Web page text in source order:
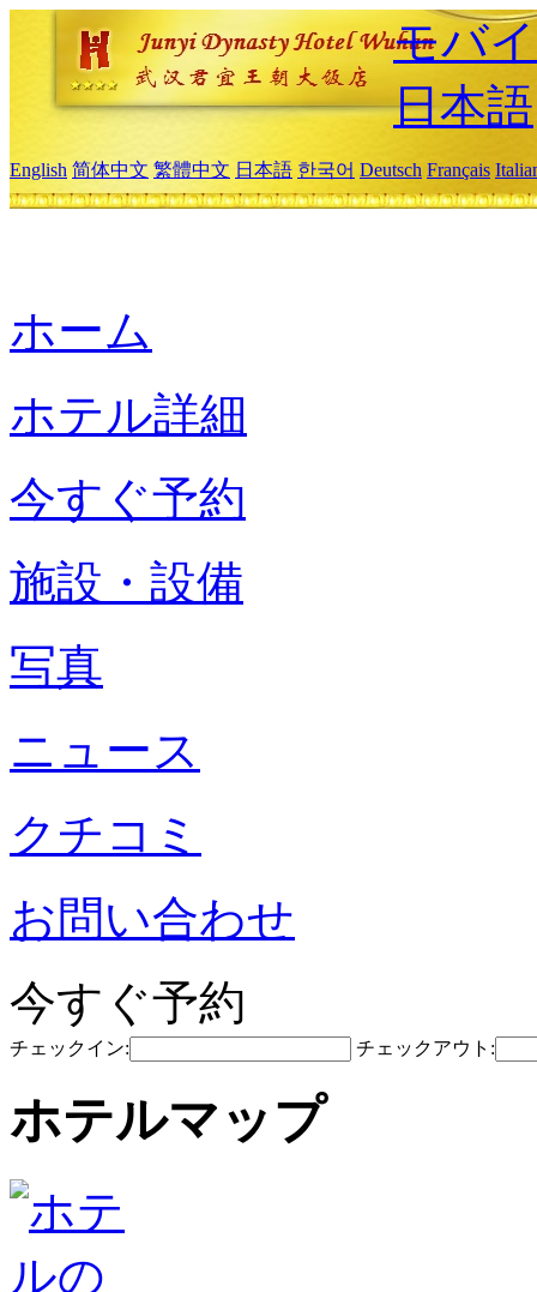
モバ
日本語
English 简体中文 繁體中文 日本語 한국어 Deutsch Français
ホーム
ホテル詳細
今すぐ予約
施設・設備
写真
ニュース
クチコミ
お問い合わせ
今すぐ予約
チェックイン: チェックアウト:
ホテルマップ